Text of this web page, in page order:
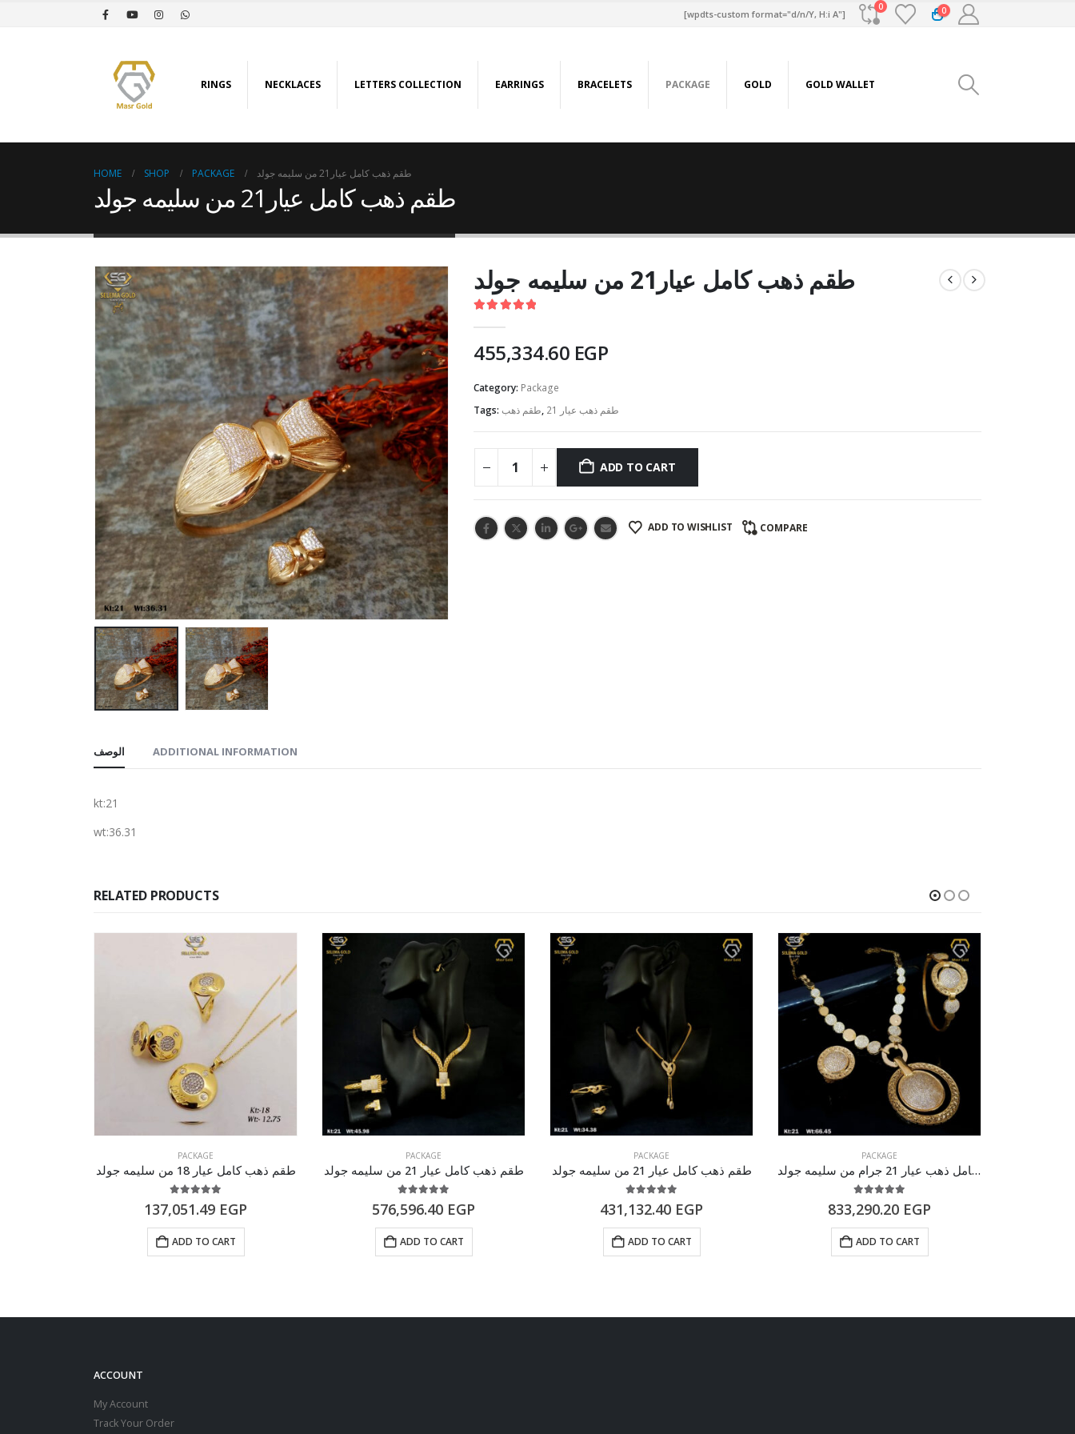
[wpdts-custom format="d/n/Y, H:i A"]
0 0
RINGS NECKLACES LETTERS COLLECTION EARRINGS BRACELETS PACKAGE GOLD GOLD WALLET
HOME SHOP PACKAGE طقم ذهب كامل عيار21 من سليمه جولد
طقم ذهب كامل عيار21 من سليمه جولد
طقم ذهب كامل عيار21 من سليمه جولد
455,334.60 EGP
Category: Package
Tags: طقم ذهب, طقم ذهب عيار 21
ADD TO CART
ADD TO WISHLIST COMPARE
الوصف ADDITIONAL INFORMATION
kt:21
wt:36.31
RELATED PRODUCTS
PACKAGE
طقم ذهب كامل عيار 18 من سليمه جولد
137,051.49 EGP
ADD TO CART
PACKAGE
طقم ذهب كامل عيار 21 من سليمه جولد
576,596.40 EGP
ADD TO CART
PACKAGE
طقم ذهب كامل عيار 21 من سليمه جولد
431,132.40 EGP
ADD TO CART
PACKAGE
طقم كامل ذهب عيار 21 جرام من سليمه جولد
833,290.20 EGP
ADD TO CART
ACCOUNT
My Account
Track Your Order